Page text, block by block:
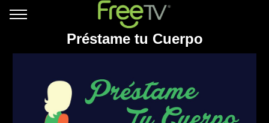
Préstame tu Cuerpo